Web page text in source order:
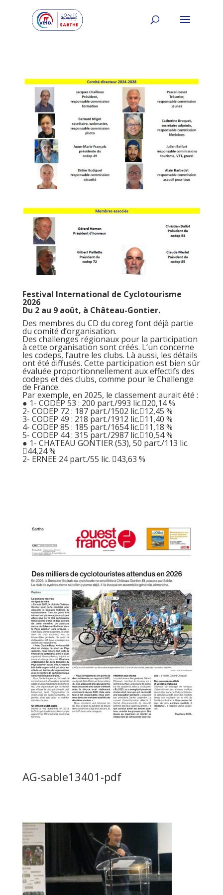
Festival International de Cyclotourisme
2026
Du 2 au 9 août, à Château-Gontier.
Des membres du CD du coreg font déjà partie
du comité d’organisation.
Des challenges régionaux pour la participation
à cette organisation sont créés. L’un concerne
les codeps, l’autre les clubs. Là aussi, les détails
ont été diffusés. Cette participation est bien sûr
évaluée proportionnellement aux effectifs des
codeps et des clubs, comme pour le Challenge
de France.
Par exemple, en 2025, le classement aurait été :
● 1- CODEP 53 : 200 part./993 lic.20,14 %
2- CODEP 72 : 187 part./1502 lic.12,45 %
3- CODEP 49 : 218 part./1912 lic.11,40 %
4- CODEP 85 : 185 part./1654 lic.11,18 %
5- CODEP 44 : 315 part./2987 lic.10,54 %
● 1- CHATEAU GONTIER (53), 50 part./113 lic.
44,24 %
2- ERNEE 24 part./55 lic. 43,63 %
AG-sable13401-pdf